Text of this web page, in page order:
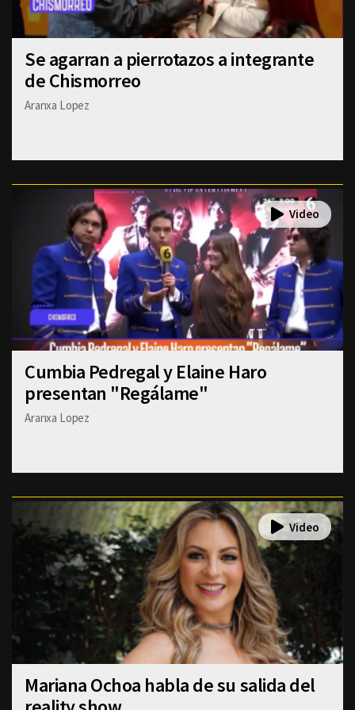
Se agarran a pierrotazos a integrante
de Chismorreo
Aranxa Lopez
Cumbia Pedregal y Elaine Haro
presentan "Regálame"
Aranxa Lopez
Mariana Ochoa habla de su salida del